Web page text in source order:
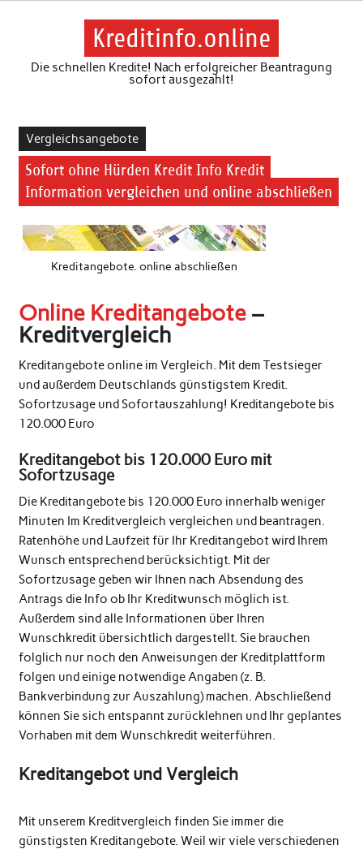
Skip
Kreditinfo.online
Die schnellen Kredite! Nach erfolgreicher Beantragung
sofort ausgezahlt!
Vergleichsangebote
Sofort ohne Hürden Kredit Info Kredit
Information vergleichen und online abschließen
Kreditangebote. online abschließen
Online Kreditangebote–
Kreditvergleich
Kreditangebote online im Vergleich. Mit dem Testsieger
und außerdem Deutschlands günstigstem Kredit.
Sofortzusage und Sofortauszahlung! Kreditangebote bis
120.000 Euro
Kreditangebot bis 120.000 Euro mit
Sofortzusage
Die Kreditangebote bis 120.000 Euro innerhalb weniger
Minuten Im Kreditvergleich vergleichen und beantragen.
Ratenhöhe und Laufzeit für Ihr Kreditangebot wird Ihrem
Wunsch entsprechend berücksichtigt. Mit der
Sofortzusage geben wir Ihnen nach Absendung des
Antrags die Info ob Ihr Kreditwunsch möglich ist.
Außerdem sind alle Informationen über Ihren
Wunschkredit übersichtlich dargestellt. Sie brauchen
folglich nur noch den Anweisungen der Kreditplattform
folgen und einige notwendige Angaben (z. B.
Bankverbindung zur Auszahlung) machen. Abschließend
können Sie sich entspannt zurücklehnen und Ihr geplantes
Vorhaben mit dem Wunschkredit weiterführen.
Kreditangebot und Vergleich
Mit unserem Kreditvergleich finden Sie immer die
günstigsten Kreditangebote. Weil wir viele verschiedenen